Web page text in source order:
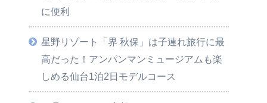
に便利
星野リゾート「界 秋保」は子連れ旅行に最
高だった！アンパンマンミュージアムも楽
しめる仙台1泊2日モデルコース